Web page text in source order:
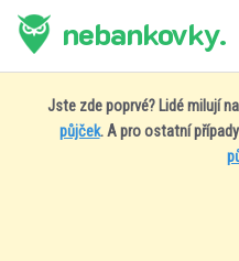
nebankovky.
Jste zde poprvé? Lidé milují
půjček. A pro ostatní